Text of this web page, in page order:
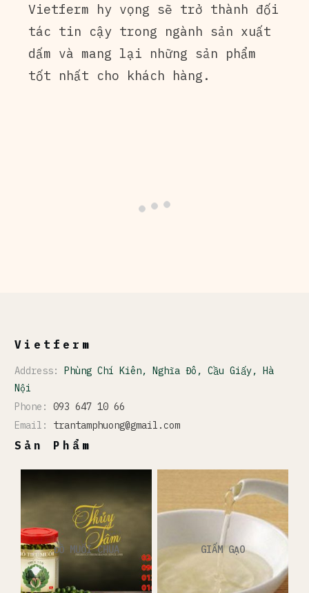
Vietferm hy vọng sẽ trở thành đối
tác tin cậy trong ngành sản xuất
dấm và mang lại những sản phẩm
tốt nhất cho khách hàng.
Vietferm
Address: Phùng Chí Kiên, Nghĩa Đô, Cầu Giấy, Hà
Nội
Phone: 093 647 10 66
Email: trantamphuong@gmail.com
Sản Phẩm
ĐỒ MUỐI CHUA GIẤM GẠO